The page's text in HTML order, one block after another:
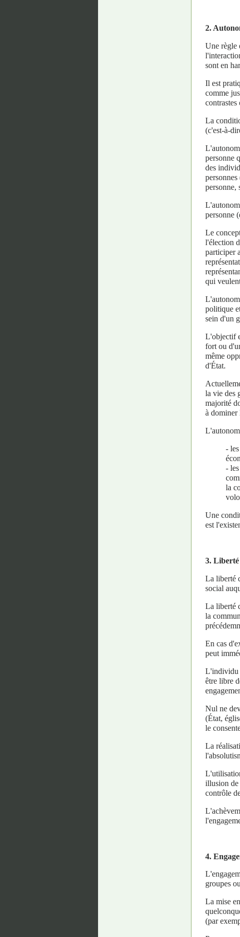
2.
Une règle
sont en
Il est
comme
La
(c'est-à-
personne
des
personnes
personne,
personne
Le
l'élection
participer
qui
politique
sein d'un
L'objectif
fort ou
même
d'État.
la vie des
majorité
à dominer
-
-
la
Une
est
3. Liberté
La liberté
social
La liberté
la
En cas
peut
L'individu
être libre
Nul ne
(État,
le
La
illusion de
contrôle
4.
groupes
La mise
(par